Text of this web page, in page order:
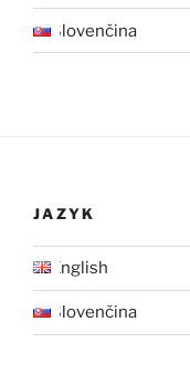
Slovenčina
JAZYK
English
Slovenčina